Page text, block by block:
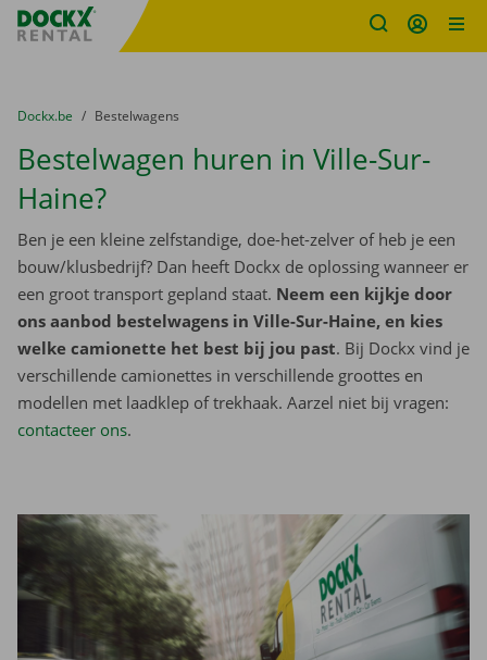
Fratello DEMO
U bevindt zich hier:
van
Dockx.be naar
Bestelwagens
Bestelwagen huren in Ville-Sur-
Haine?
Ben je een kleine zelfstandige, doe-het-zelver of heb je een
bouw/klusbedrijf? Dan heeft Dockx de oplossing wanneer er
een groot transport gepland staat. Neem een kijkje door
ons aanbod bestelwagens in Ville-Sur-Haine, en kies
welke camionette het best bij jou past. Bij Dockx vind je
verschillende camionettes in verschillende groottes en
modellen met laadklep of trekhaak. Aarzel niet bij vragen:
contacteer ons.